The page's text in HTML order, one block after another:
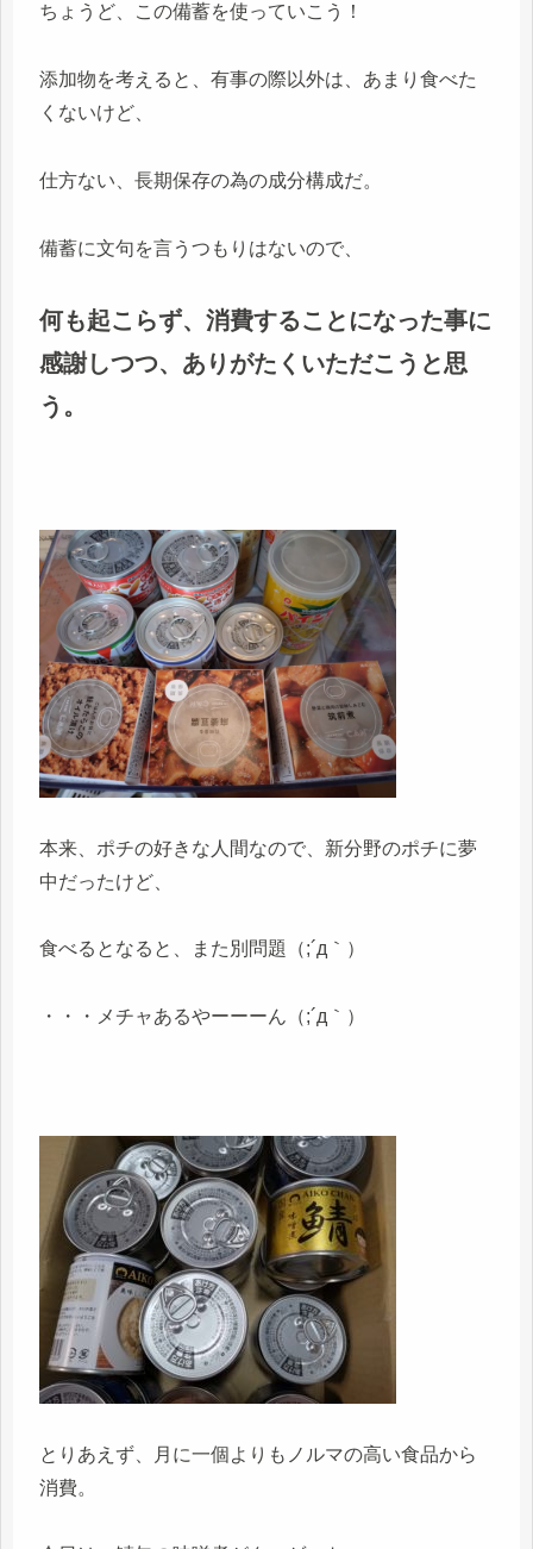
ちょうど、この備蓄を使っていこう！
添加物を考えると、有事の際以外は、あまり食べた
くないけど、
仕方ない、長期保存の為の成分構成だ。
備蓄に文句を言うつもりはないので、
何も起こらず、消費することになった事に
感謝しつつ、ありがたくいただこうと思
う。
本来、ポチの好きな人間なので、新分野のポチに夢
中だったけど、
食べるとなると、また別問題（;´д｀）
・・・メチャあるやーーーん（;´д｀）
とりあえず、月に一個よりもノルマの高い食品から
消費。